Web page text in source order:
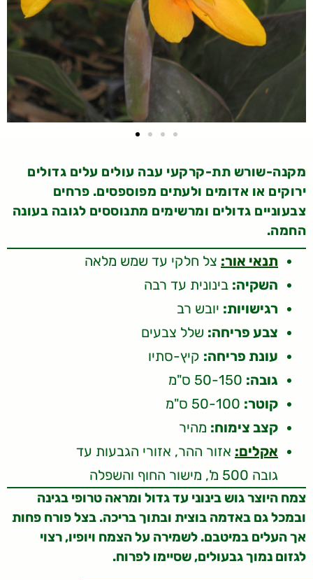
מקנה-שורש תת-קרקעי עבה עולים עלים גדולים
ירוקים או אדומים ולעתים מפוספסים. פרחים
צבעוניים גדולים ומרשימים מתנוססים לגובה בעונה
החמה.
תנאי אור: צל חלקי עד שמש מלאה
השקיה: בינונית עד רבה
רגישויות: יובש רב
צבע פריחה: שלל צבעים
עונת פריחה: קיץ-סתיו
גובה:
קוטר:
קצב צימוח: מהיר
אקלים: אזור ההר, אזורי הגבעות עד
גובה 500 מ', מישור החוף והשפלה
צמח היוצר גוש בינוני עד גדול ומראה טרופי בגינה
ובמכל גם באדמה בוצית ובתוך בריכה. בצל פורח פחות
אך העלים במיטבם. לשמירה על הצמח ויופיו, רצוי
לגזום נמוך גבעולים, שסיימו לפרוח.